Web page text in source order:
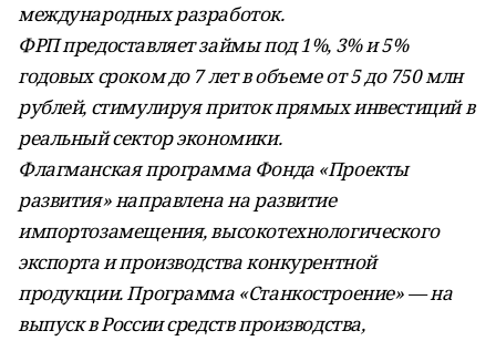
международных разработок.
ФРП предоставляет займы под 1%, 3% и 5%
годовых сроком до 7 лет в объеме от 5 до 750 млн
рублей, стимулируя приток прямых инвестиций в
реальный сектор экономики.
Флагманская программа Фонда «Проекты
развития» направлена на развитие
импортозамещения, высокотехнологического
экспорта и производства конкурентной
продукции. Программа «Станкостроение» — на
выпуск в России средств производства,